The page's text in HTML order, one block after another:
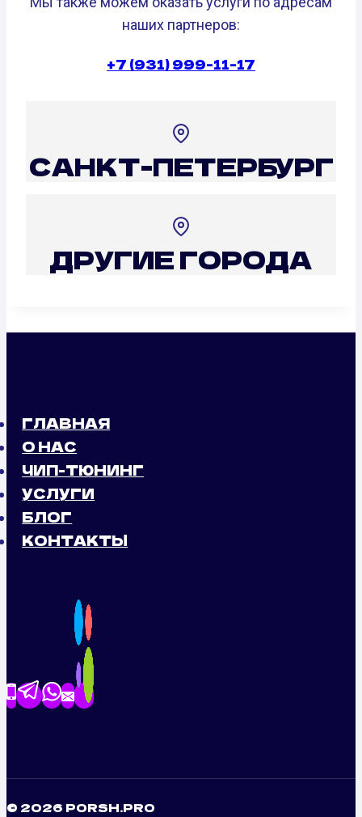
наших партнеров:
+7 (931) 999-11-17
САНКТ-ПЕТЕРБУРГ
ДРУГИЕ ГОРОДА
ГЛАВНАЯ
О НАС
ЧИП-ТЮНИНГ
УСЛУГИ
БЛОГ
КОНТАКТЫ
© 2026 PORSH.PRO